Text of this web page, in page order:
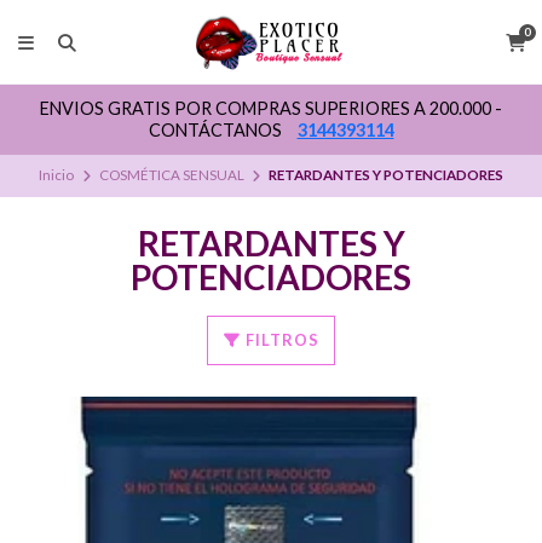
0
ENVIOS GRATIS POR COMPRAS SUPERIORES A 200.000 -
CONTÁCTANOS
3144393114
Inicio COSMÉTICA SENSUAL RETARDANTES Y POTENCIADORES
RETARDANTES Y
POTENCIADORES
FILTROS